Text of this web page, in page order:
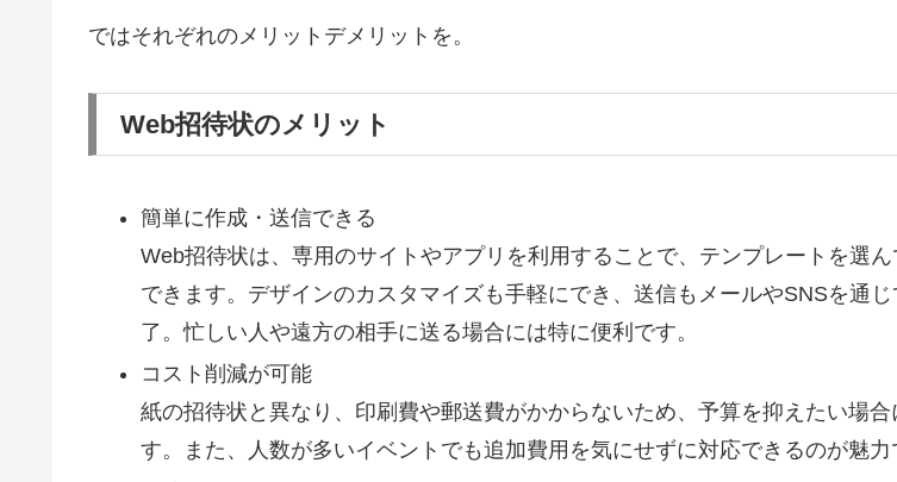
ではそれぞれのメリットデメリットを。
Web招待状のメリット
簡単に作成・送信できる
Web招待状は、専用のサイトやアプリを利用することで、テンプレートを選
できます。デザインのカスタマイズも手軽にでき、送信もメールやSNSを通
了。忙しい人や遠方の相手に送る場合には特に便利です。
コスト削減が可能
紙の招待状と異なり、印刷費や郵送費がかからないため、予算を抑えたい場
す。また、人数が多いイベントでも追加費用を気にせずに対応できるのが魅力